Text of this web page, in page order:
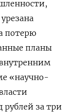
потерю
планы
«научно-
рублей за три